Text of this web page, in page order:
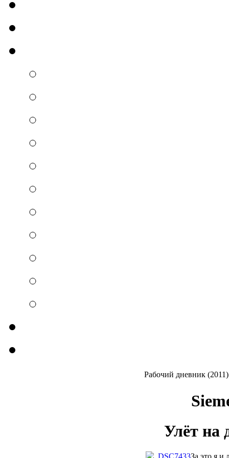
Рабочий дневник (2011)
Улёт на